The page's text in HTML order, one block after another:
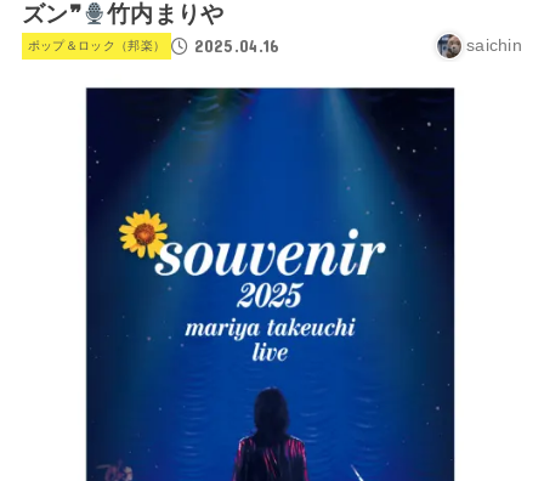
ズン❞
竹内まりや
ポップ＆ロック（邦楽） 2025.04.16 saichin